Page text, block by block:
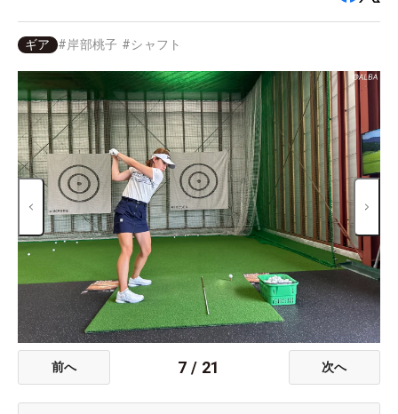
ギア #岸部桃子 #シャフト
前へ 7 / 21 次へ